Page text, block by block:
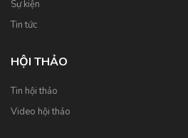
Sự kiện
Tin tức
HỘI THẢO
Tin hội thảo
Video hội thảo